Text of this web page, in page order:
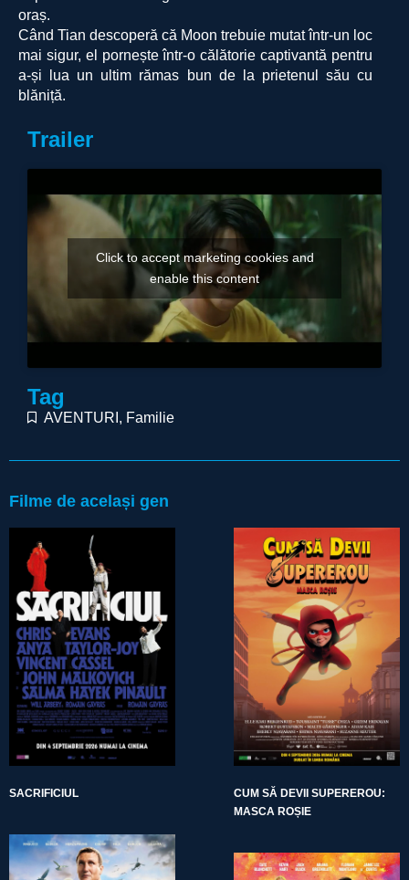
oraș.
Când Tian descoperă că Moon trebuie mutat într-un loc
mai sigur, el pornește într-o călătorie captivantă pentru
a-și lua un ultim rămas bun de la prietenul său cu
blăniță.
Trailer
Click to accept marketing cookies and
enable this content
Tag
AVENTURI , Familie
Filme de același gen
SACRIFICIUL
CUM SĂ DEVII SUPEREROU:
MASCA ROȘIE